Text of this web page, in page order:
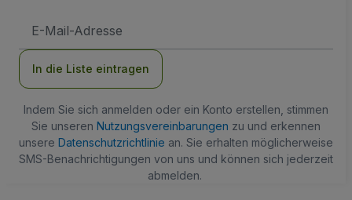
Mail-
In die Liste eintragen
Indem Sie sich anmelden oder ein Konto erstellen, stimmen
Sie unseren Nutzungsvereinbarungen zu und erkennen
unsere Datenschutzrichtlinie an. Sie erhalten möglicherweise
SMS-Benachrichtigungen von uns und können sich jederzeit
abmelden.